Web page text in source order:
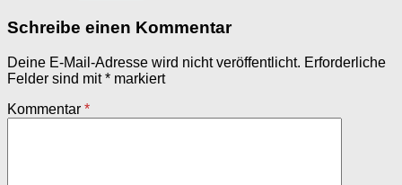
Schreibe einen Kommentar
Deine E-Mail-Adresse wird nicht veröffentlicht. Erforderliche
Felder sind mit* markiert
Kommentar *